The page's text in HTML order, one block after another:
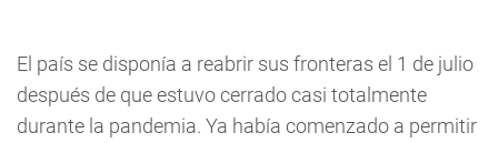
El país se disponía a reabrir sus fronteras el 1 de julio
después de que estuvo cerrado casi totalmente
durante la pandemia. Ya había comenzado a permitir